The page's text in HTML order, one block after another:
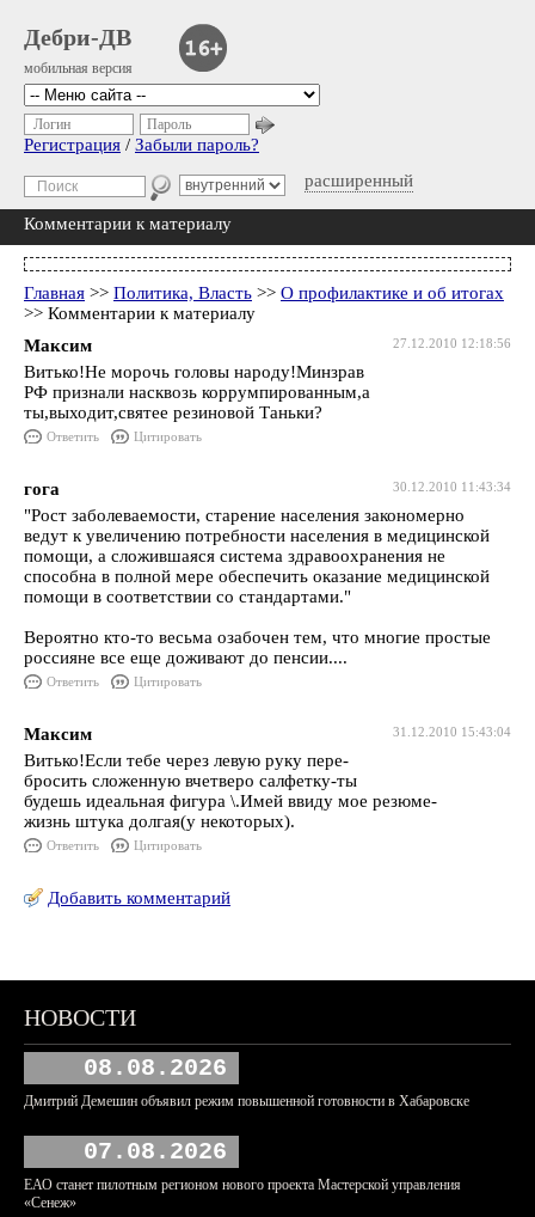
Дебри-ДВ
мобильная версия
расширенный
Логин Пароль
Регистрация / Забыли пароль?
Комментарии к материалу
Главная >> Политика, Власть >> О профилактике и об итогах
>> Комментарии к материалу
27.12.2010 12:18:56
Максим
Витько!Не морочь головы народу!Минзрав
РФ признали насквозь коррумпированным,а
ты,выходит,святее резиновой Таньки?
Ответить Цитировать
30.12.2010 11:43:34
гога
"Рост заболеваемости, старение населения закономерно
ведут к увеличению потребности населения в медицинской
помощи, а сложившаяся система здравоохранения не
способна в полной мере обеспечить оказание медицинской
помощи в соответствии со стандартами."
Вероятно кто-то весьма озабочен тем, что многие простые
россияне все еще доживают до пенсии....
Ответить Цитировать
31.12.2010 15:43:04
Максим
Витько!Если тебе через левую руку пере-
бросить сложенную вчетверо салфетку-ты
будешь идеальная фигура \.Имей ввиду мое резюме-
жизнь штука долгая(у некоторых).
Ответить Цитировать
Добавить комментарий
НОВОСТИ
08.08.2026
Дмитрий Демешин объявил режим повышенной готовности в Хабаровске
07.08.2026
ЕАО станет пилотным регионом нового проекта Мастерской управления
«Сенеж»